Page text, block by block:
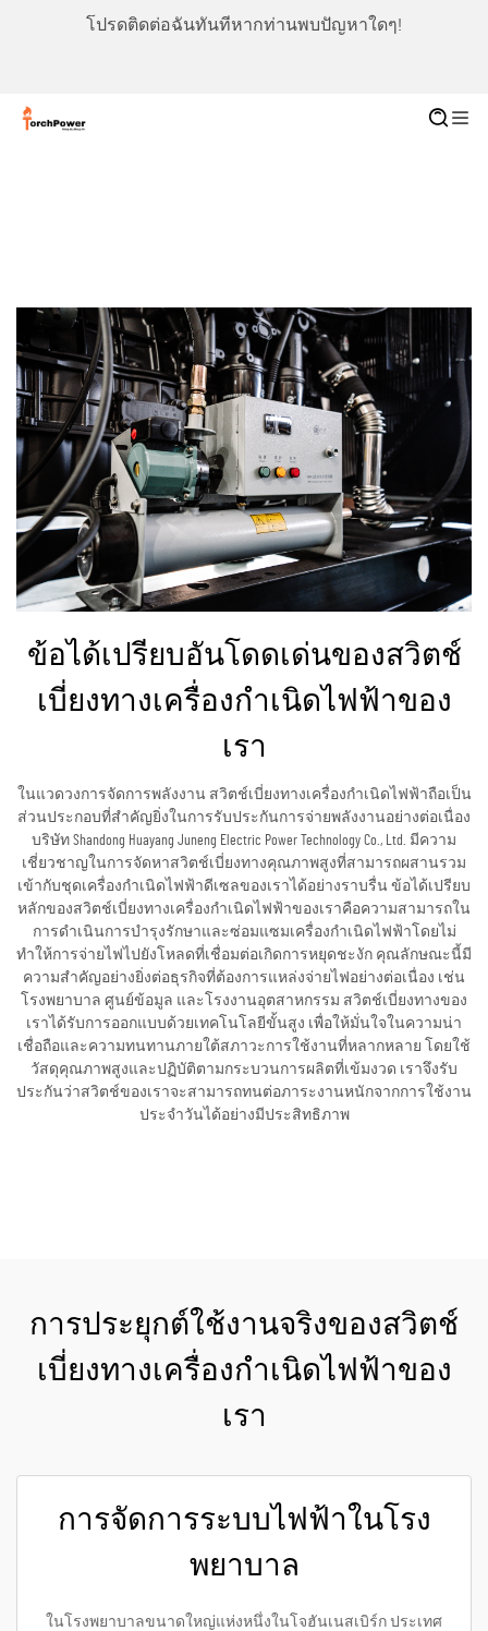
โปรดติดต่อฉันทันทีหากท่านพบปัญหาใดๆ!
ข้อได้เปรียบอันโดดเด่นของสวิตช์
เบี่ยงทางเครื่องกำเนิดไฟฟ้าของ
เรา
ในแวดวงการจัดการพลังงาน สวิตช์เบี่ยงทางเครื่องกำเนิดไฟฟ้าถือเป็น
ส่วนประกอบที่สำคัญยิ่งในการรับประกันการจ่ายพลังงานอย่างต่อเนื่อง
บริษัท Shandong Huayang Juneng Electric Power Technology Co., Ltd. มีความ
เชี่ยวชาญในการจัดหาสวิตช์เบี่ยงทางคุณภาพสูงที่สามารถผสานรวม
เข้ากับชุดเครื่องกำเนิดไฟฟ้าดีเซลของเราได้อย่างราบรื่น ข้อได้เปรียบ
หลักของสวิตช์เบี่ยงทางเครื่องกำเนิดไฟฟ้าของเราคือความสามารถใน
การดำเนินการบำรุงรักษาและซ่อมแซมเครื่องกำเนิดไฟฟ้าโดยไม่
ทำให้การจ่ายไฟไปยังโหลดที่เชื่อมต่อเกิดการหยุดชะงัก คุณลักษณะนี้มี
ความสำคัญอย่างยิ่งต่อธุรกิจที่ต้องการแหล่งจ่ายไฟอย่างต่อเนื่อง เช่น
โรงพยาบาล ศูนย์ข้อมูล และโรงงานอุตสาหกรรม สวิตช์เบี่ยงทางของ
เราได้รับการออกแบบด้วยเทคโนโลยีขั้นสูง เพื่อให้มั่นใจในความน่า
เชื่อถือและความทนทานภายใต้สภาวะการใช้งานที่หลากหลาย โดยใช้
วัสดุคุณภาพสูงและปฏิบัติตามกระบวนการผลิตที่เข้มงวด เราจึงรับ
ประกันว่าสวิตช์ของเราจะสามารถทนต่อภาระงานหนักจากการใช้งาน
ประจำวันได้อย่างมีประสิทธิภาพ
การประยุกต์ใช้งานจริงของสวิตช์
เบี่ยงทางเครื่องกำเนิดไฟฟ้าของ
เรา
การจัดการระบบไฟฟ้าในโรง
พยาบาล
ในโรงพยาบาลขนาดใหญ่แห่งหนึ่งในโจฮันเนสเบิร์ก ประเทศ